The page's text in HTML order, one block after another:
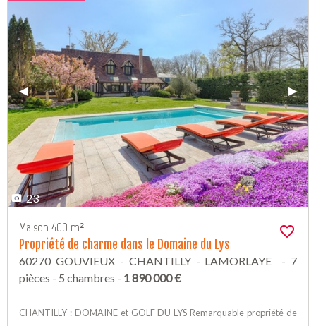
Previous Slide
◀︎ Next
▶︎
23
Maison 400 m²
Propriété de charme dans le Domaine du Lys
60270 GOUVIEUX - CHANTILLY - LAMORLAYE - 7
pièces - 5 chambres - 1 890 000 €
CHANTILLY : DOMAINE et GOLF DU LYS Remarquable propriété de